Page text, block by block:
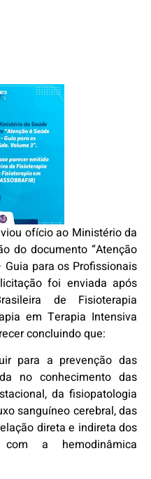
ofício ao Ministério da
do documento “Atenção
para os Profissionais
foi enviada após
de Fisioterapia
em Terapia Intensiva
concluindo que:
para a prevenção das
no conhecimento das
da fisiopatologia
sanguíneo cerebral, das
direta e indireta dos
com a hemodinâmica